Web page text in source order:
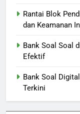
Rantai Blok
dan Keamanan
Bank Soal Soal
Efektif
Bank Soal
Terkini